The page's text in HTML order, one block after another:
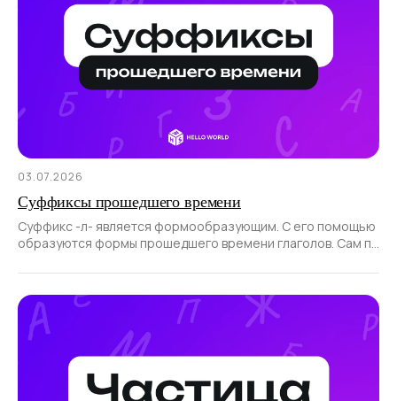
03.07.2026
Суффиксы прошедшего времени
Суффикс -л- является формообразующим. С его помощью
образуются формы прошедшего времени глаголов. Сам по